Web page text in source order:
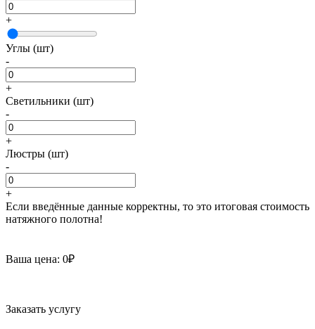
+
Углы (шт)
-
+
Светильники (шт)
-
+
Люстры (шт)
-
+
Если введённые данные корректны, то это итоговая стоимость
натяжного полотна!
Ваша цена: 0₽
Заказать услугу